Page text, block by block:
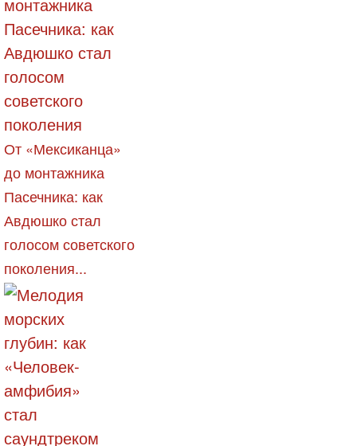
От «Мексиканца»
до монтажника
Пасечника: как
Авдюшко стал
голосом советского
поколения...